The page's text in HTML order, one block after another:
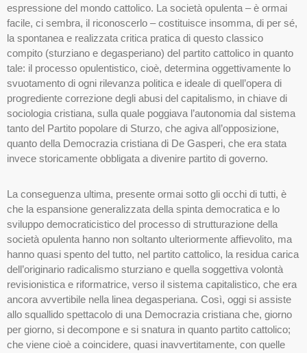
espressione del mondo cattolico. La società opulenta – è ormai
facile, ci sembra, il riconoscerlo – costituisce insomma, di per sé,
la spontanea e realizzata critica pratica di questo classico
compito (sturziano e degasperiano) del partito cattolico in quanto
tale: il processo opulentistico, cioè, determina oggettivamente lo
svuotamento di ogni rilevanza politica e ideale di quell’opera di
progrediente correzione degli abusi del capitalismo, in chiave di
sociologia cristiana, sulla quale poggiava l’autonomia dal sistema
tanto del Partito popolare di Sturzo, che agiva all’opposizione,
quanto della Democrazia cristiana di De Gasperi, che era stata
invece storicamente obbligata a divenire partito di governo.
La conseguenza ultima, presente ormai sotto gli occhi di tutti, è
che la espansione generalizzata della spinta democratica e lo
sviluppo democraticistico del processo di strutturazione della
società opulenta hanno non soltanto ulteriormente affievolito, ma
hanno quasi spento del tutto, nel partito cattolico, la residua carica
dell’originario radicalismo sturziano e quella soggettiva volontà
revisionistica e riformatrice, verso il sistema capitalistico, che era
ancora avvertibile nella linea degasperiana. Così, oggi si assiste
allo squallido spettacolo di una Democrazia cristiana che, giorno
per giorno, si decompone e si snatura in quanto partito cattolico;
che viene cioè a coincidere, quasi inavvertitamente, con quelle